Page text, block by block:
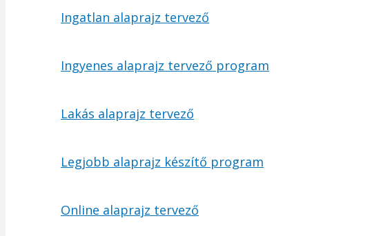
Ingatlan alaprajz tervező
Ingyenes alaprajz tervező program
Lakás alaprajz tervező
Legjobb alaprajz készítő program
Online alaprajz tervező